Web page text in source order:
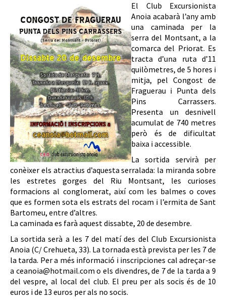
El Club Excursionista
Anoia acabarà l’any amb
una caminada per la
serra del Montsant, a la
comarca del Priorat. Es
tracta d’una ruta d’11
quilòmetres, de 5 hores i
mitja, pel Congost de
Fraguerau i Punta dels
Pins Carrassers.
Presenta un desnivell
acumulat de 740 metres
però és de dificultat
baixa i accessible.
La sortida servirà per
conèixer els atractius d’aquesta serralada: la miranda sobre
les estretes gorges del Riu Montsant, les curioses
formacions al conglomerat, així com les balmes o coves
que es formen sota els estrats del rocam i l’ermita de Sant
Bartomeu, entre d’altres.
La caminada es farà aquest dissabte, 20 de desembre.
La sortida serà a les 7 del matí des del Club Excursionista
Anoia (C/ Crehueta, 33). La tornada està prevista per les 7 de
la tarda. Per a més informació i inscripciones cal adreçar-se
a ceanoia@hotmail.com o els divendres, de 7 de la tarda a 9
del vespre, al local del club. El preu per als socis és de 10
euros i de 13 euros per als no socis.